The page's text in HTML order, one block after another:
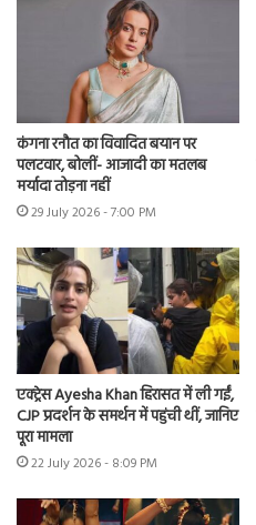
कंगना रनौत का विवादित बयान पर
पलटवार, बोलीं- आजादी का मतलब
मर्यादा तोड़ना नहीं
29 July 2026 - 7:00 PM
एक्ट्रेस Ayesha Khan हिरासत में ली गईं,
CJP प्रदर्शन के समर्थन में पहुंची थीं, जानिए
पूरा मामला
22 July 2026 - 8:09 PM